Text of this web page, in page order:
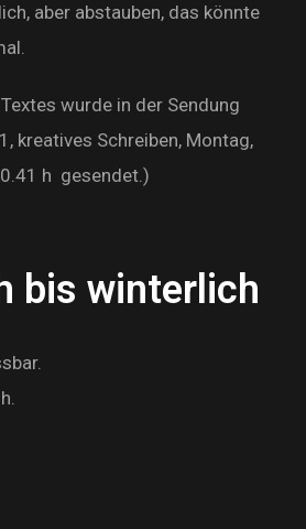
aber abstauben, das könnte
wurde in der Sendung
kreatives Schreiben, Montag,
h gesendet.)
bis winterlich